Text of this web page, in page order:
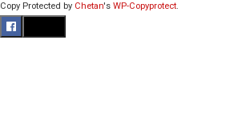
Copy Protected by Chetan's WP-Copyprotect.